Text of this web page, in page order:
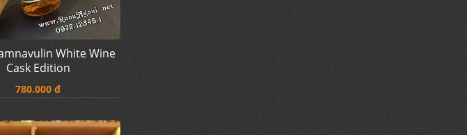
White Wine
Cask Edition
780.000 đ